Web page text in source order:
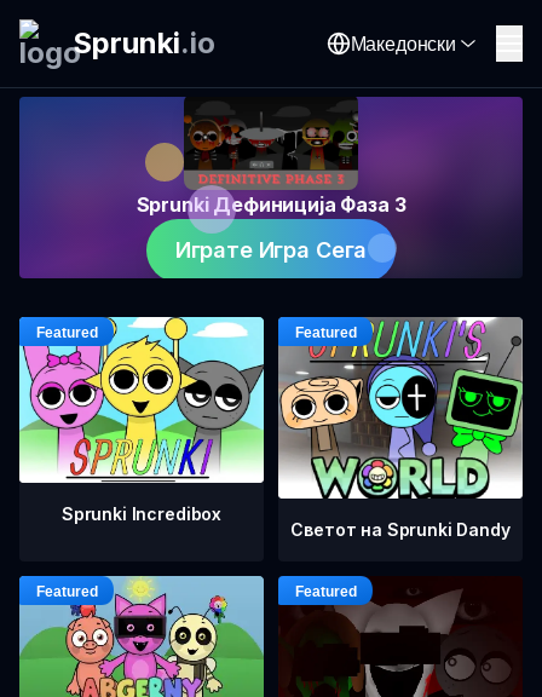
Sprunki.io Македонски
Sprunki Дефиниција Фаза 3
Играте Игра Сега
Sprunki Incredibox
Светот на Sprunki Dandy